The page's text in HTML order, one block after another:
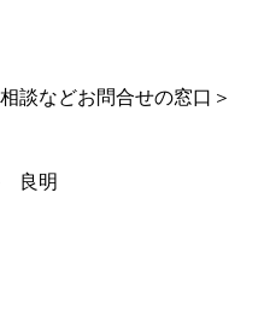
談などお問合せの窓口＞
良明